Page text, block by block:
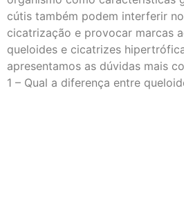
cútis também podem interferir
cicatrização e provocar marcas
queloides e cicatrizes
apresentamos as dúvidas mais
1 – Qual a diferença entre